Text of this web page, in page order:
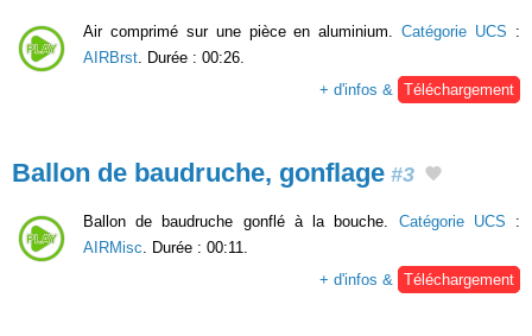
Air comprimé sur une pièce en aluminium.Catégorie UCS :
AIRBrst. Durée : 00:26.
+ d'infos & Téléchargement
Ballon de baudruche, gonflage #3
Ballon de baudruche gonflé à la bouche. Catégorie UCS :
AIRMisc . Durée : 00:11.
+ d'infos &
Téléchargement